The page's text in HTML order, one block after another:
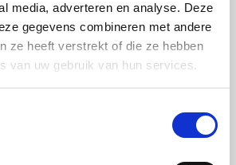
media, adverteren en analyse. Deze
gegevens combineren met andere
ze heeft verstrekt of die ze hebben
van uw gebruik van hun services.
Schiesser Interhome
Lufthansa